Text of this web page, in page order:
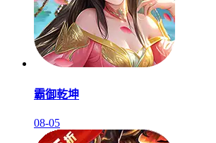
霸御乾坤
08-05